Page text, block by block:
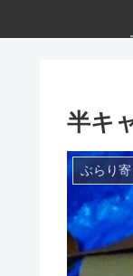
半キ
ぶらり